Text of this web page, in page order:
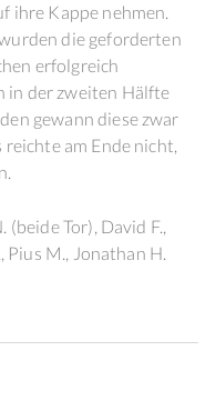
ihre Kappe nehmen.
die geforderten
erfolgreich
in der zweiten Hälfte
gewann diese zwar
am Ende nicht,
(beide Tor), David F.,
Pius M., Jonathan H.